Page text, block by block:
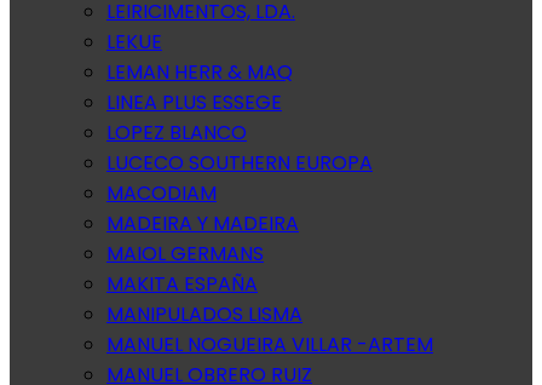
LEIRICIMENTOS, LDA.
LEKUE
LEMAN HERR & MAQ
LINEA PLUS ESSEGE
LOPEZ BLANCO
LUCECO SOUTHERN EUROPA
MACODIAM
MADEIRA Y MADEIRA
MAIOL GERMANS
MAKITA ESPAÑA
MANIPULADOS LISMA
MANUEL NOGUEIRA VILLAR -ARTEM
MANUEL OBRERO RUIZ